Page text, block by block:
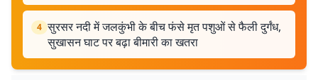
4 सुरसर नदी में जलकुंभी के बीच फंसे मृत पशुओं से फैली दुर्गंध,
सुखासन घाट पर बढ़ा बीमारी का खतरा